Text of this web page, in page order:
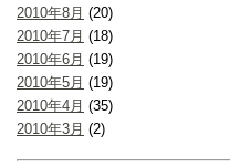
2010年8月 (20)
2010年7月 (18)
2010年6月 (19)
2010年5月 (19)
2010年4月 (35)
2010年3月 (2)